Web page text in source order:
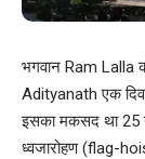
भगवान Ram Lalla
Adityanath एक
इसका मकसद था 25
ध्वजारोहण (flag-